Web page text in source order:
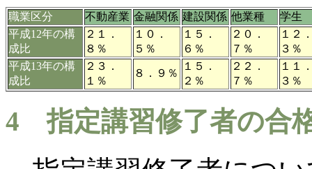
職業区分 不動産業 金融関係 建設関係 他業種
学生
平成12年の構
成比
２１．
８％
１０．
５％
１５．
６％
２０．
７％
１２
３％
平成13年の構
成比
２３．
１％
８．９％
１５．
２％
２２．
７％
１１
３％
4
指定講習修了者の合